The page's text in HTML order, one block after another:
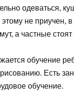
одеваться,
этому не приучен,
а частные
обучение
Есть
обучение.